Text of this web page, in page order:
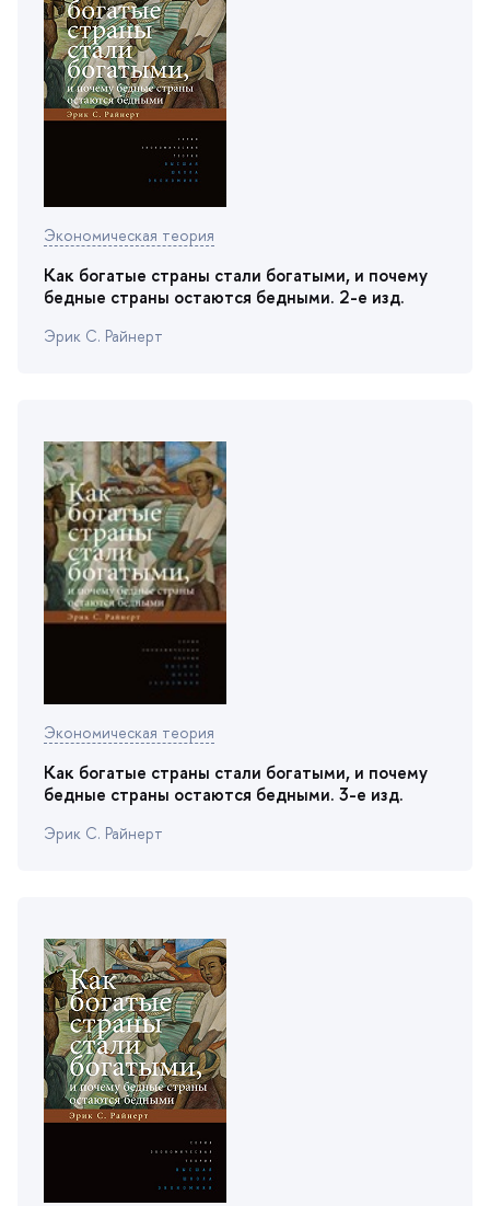
Экономическая теория
Как богатые страны стали богатыми, и почему
едные страны остаются бедными. 2-е изд.
Эрик С. Райнерт
Экономическая теория
Как богатые страны стали богатыми, и почему
едные страны остаются бедными. 3-е изд.
Эрик С. Райнерт